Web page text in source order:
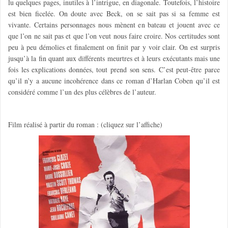
lu quelques pages, inutiles à l’intrigue, en diagonale. Toutefois, l’histoire
est bien ficelée. On doute avec Beck, on se sait pas si sa femme est
vivante. Certains personnages nous mènent en bateau et jouent avec ce
que l’on ne sait pas et que l’on veut nous faire croire. Nos certitudes sont
peu à peu démolies et finalement on finit par y voir clair. On est surpris
jusqu’à la fin quant aux différents meurtres et à leurs exécutants mais une
fois les explications données, tout prend son sens. C’est peut-être parce
qu’il n’y a aucune incohérence dans ce roman d’Harlan Coben qu’il est
considéré comme l’un des plus célèbres de l’auteur.
Film réalisé à partir du roman : (cliquez sur l’affiche)